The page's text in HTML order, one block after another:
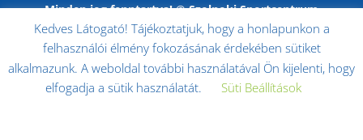
Minden jog fenntartva! © Szolnoki Sportcentrum
Nonprofit Kft. 2017. -Impresszum | Adatkezelési
tájékoztató|Adatkezelési tájékoztató kiegészítése
Kedves Látogató! Tájékoztatjuk, hogy a honlapunkon a
felhasználói élmény fokozásának érdekében sütiket
alkalmazunk. A weboldal további használatával Ön kijelenti, hogy
elfogadja a sütik használatát.
Süti Beállítások